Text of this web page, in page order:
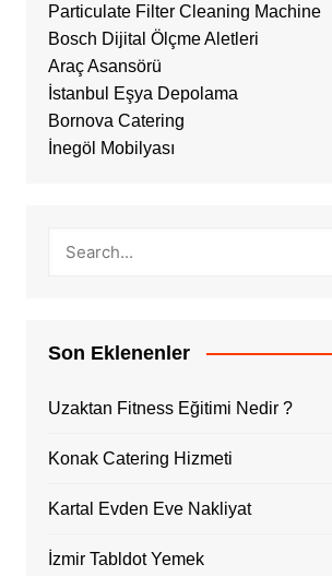
Particulate Filter Cleaning Machine
Bosch Dijital Ölçme Aletleri
Araç Asansörü
İstanbul Eşya Depolama
Bornova Catering
İnegöl Mobilyası
Son Eklenenler
Uzaktan Fitness Eğitimi Nedir ?
Konak Catering Hizmeti
Kartal Evden Eve Nakliyat
İzmir Tabldot Yemek